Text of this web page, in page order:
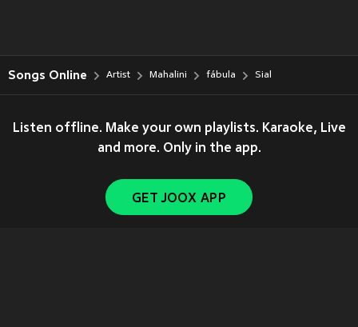
Songs Online Artist Mahalini fábula Sial
Listen offline. Make your own playlists. Karaoke, Live
and more. Only in the app.
GET JOOX APP